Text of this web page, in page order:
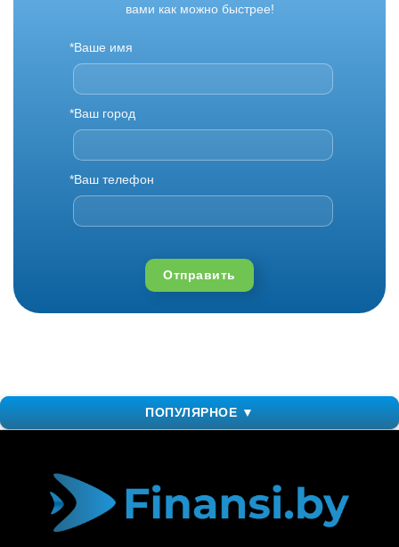
вами как можно быстрее!
*Ваше имя
*Ваш город
*Ваш телефон
Отправить
ПОПУЛЯРНОЕ ▼